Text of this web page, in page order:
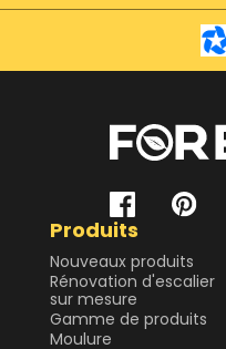
Produits
Nouveaux produits
Rénovation d'escalier
sur mesure
Gamme de produits
Moulure